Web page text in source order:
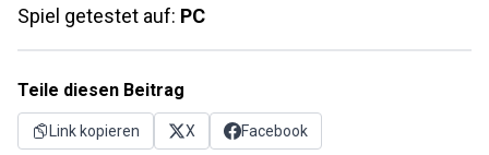
Spiel getestet auf: PC
Teile diesen Beitrag
Link kopieren X Facebook